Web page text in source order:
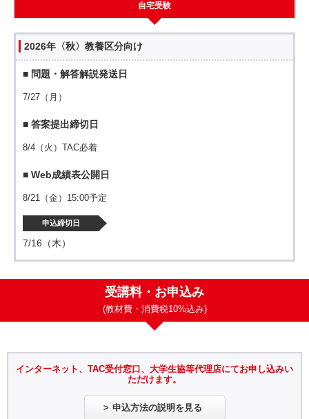
自宅受験
2026年〈秋〉教養区分向け
■ 問題・解答解説発送日
7/27（月）
■ 答案提出締切日
8/4（火）TAC必着
■ Web成績表公開日
8/21（金）15:00予定
申込締切日
7/16（木）
受講料・お申込み
(教材費・消費税10%込み)
インターネット、 TAC受付窓口、大学生協等代理店にてお申し込みい
ただけます。
申込方法の説明を見る